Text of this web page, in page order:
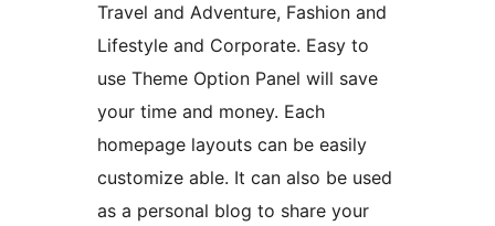
Travel and Adventure, Fashion and
Lifestyle and Corporate. Easy to
use Theme Option Panel will save
your time and money. Each
homepage layouts can be easily
customize able. It can also be used
as a personal blog to share your